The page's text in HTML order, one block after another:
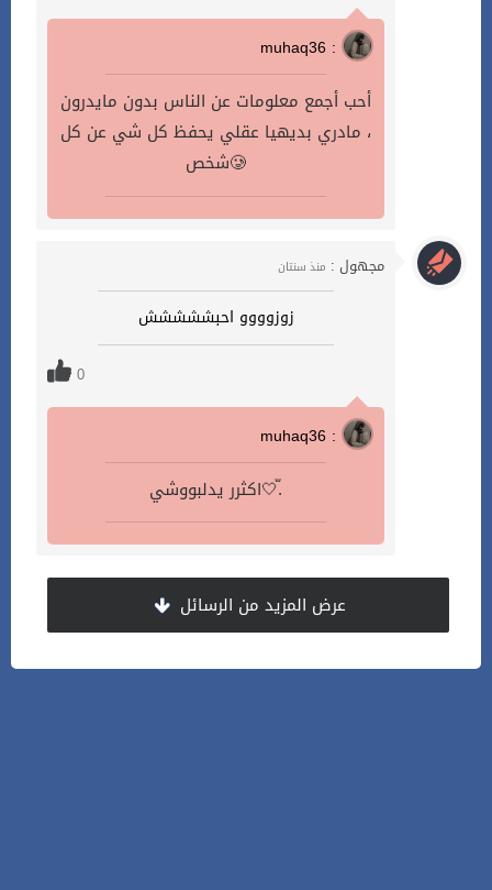
muhaq36 :
أحب أجمع معلومات عن الناس بدون مايدرون
، مادري بديهيا عقلي يحفظ كل شي عن كل
شخص🥲
مجهول : منذ سنتان
زوزوووو احبششششش
0
muhaq36 :
اكثرر يدلبووشي🤍ّ.
عرض المزيد من الرسائل